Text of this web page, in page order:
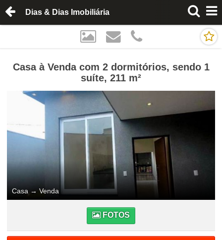
Dias & Dias Imobiliária
Casa à Venda com 2 dormitórios, sendo 1
suíte, 211 m²
Casa → Venda
FOTOS